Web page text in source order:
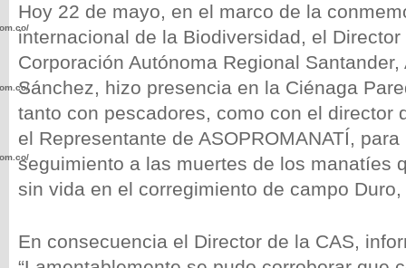
Hoy 22 de mayo, en el marco de la
internacional de la Biodiversidad, el
Corporación Autónoma Regional
Sánchez, hizo presencia en la Ciénaga
tanto con pescadores, como con el director
el Representante de ASOPROMANATÍ,
seguimiento a las muertes de los manatíes
sin vida en el corregimiento de campo
En consecuencia el Director de la CAS,
wp-
wp-
wp-